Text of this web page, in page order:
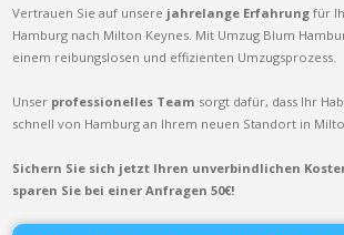
Vertrauen Sie auf unsere jahrelange Erfahrung für
Hamburg nach Milton Keynes. Mit Umzug Blum
einem reibungslosen und effizienten Umzugsprozess.
Unser professionelles Team sorgt dafür, dass Ihr
schnell von Hamburg an Ihrem neuen Standort in
Sichern Sie sich jetzt Ihren unverbindlichen
sparen Sie bei einer Anfragen 50€!